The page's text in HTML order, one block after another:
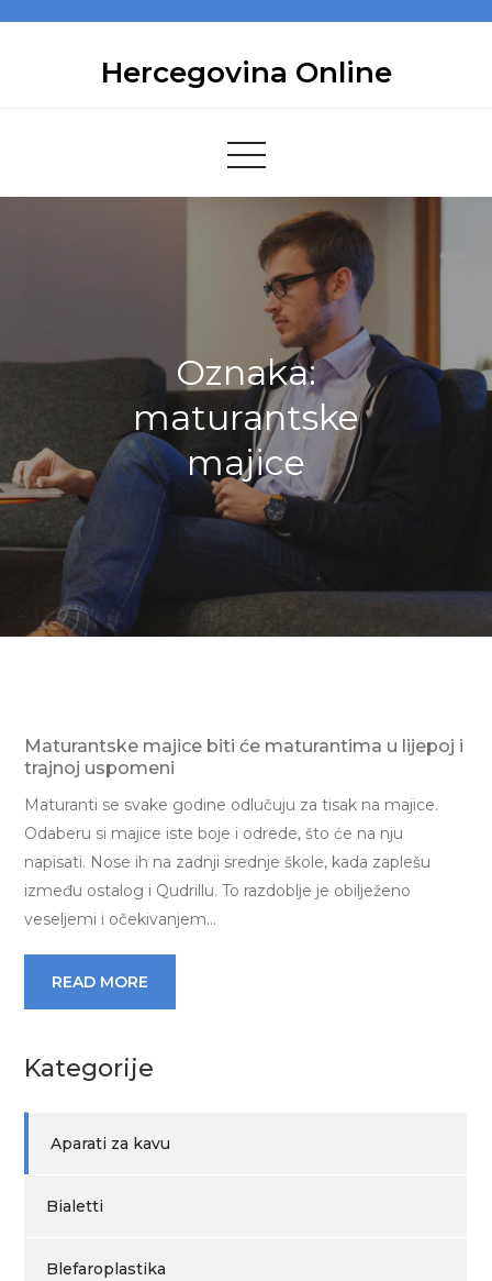
Hercegovina Online
Oznaka:
maturantske
majice
Maturantske majice biti će maturantima u lijepoj i
trajnoj uspomeni
Maturanti se svake godine odlučuju za tisak na majice.
Odaberu si majice iste boje i odrede, što će na nju
napisati. Nose ih na zadnji srednje škole, kada zaplešu
između ostalog i Qudrillu. To razdoblje je obilježeno
veseljemi i očekivanjem…
READ MORE
Kategorije
Aparati za kavu
Bialetti
Blefaroplastika